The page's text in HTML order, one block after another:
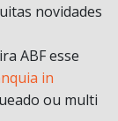
novidades
ABF esse
in
ou multi